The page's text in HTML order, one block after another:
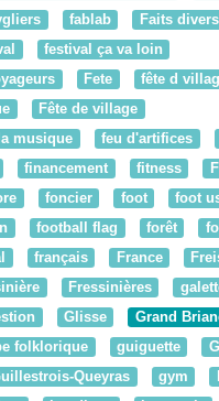
fablab Faits divers
festival ça va loin
Fete
fête d
Fête de village
musique
feu d'artifices
financement fitness
foncier foot
foot
football flag forêt
français France
Fressinières
Glisse
Grand
folklorique guiguette
Queyras gym